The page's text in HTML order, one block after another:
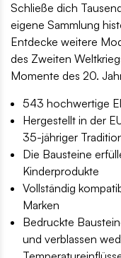
Schließe dich
eigene Sammlung
Entdecke weitere
des Zweiten
Momente des 20.
543 hochwertige
Hergestellt in der
35-jähriger
Die Bausteine
Kinderprodukte
Vollständig
Marken
Bedruckte
und verblassen